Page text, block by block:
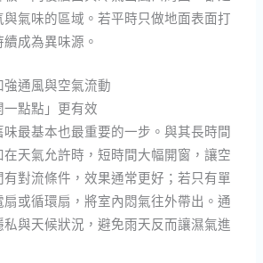
氣味的區域。若平時只做地面表面打
成為異味源。
通風與空氣流動
點點」更有效
最基本也最重要的一步。與其長時間
天氣允許時，短時間大幅開窗，讓空
對流條件，效果通常更好；若只有單
或循環扇，將室內悶氣往外帶出。通
與天候狀況，避免雨天反而讓濕氣進